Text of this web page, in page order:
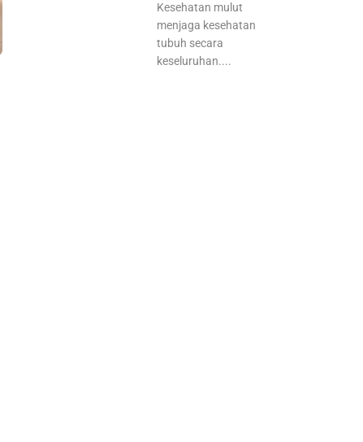
Kesehatan mulut
menjaga kesehatan
tubuh secara
keseluruhan....